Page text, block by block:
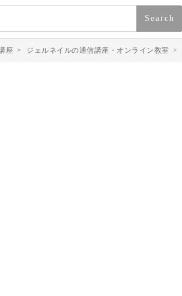
Search
座 > ジェルネイルの通信講座・オンライン教室 >